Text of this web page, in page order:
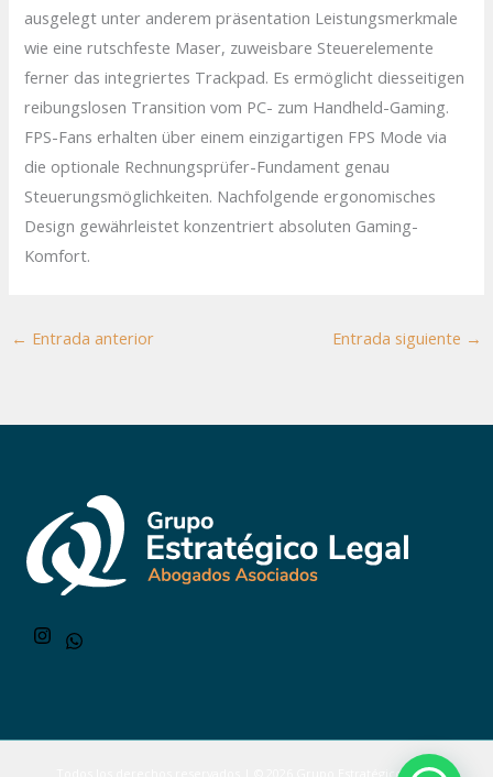
ausgelegt unter anderem präsentation Leistungsmerkmale
wie eine rutschfeste Maser, zuweisbare Steuerelemente
ferner das integriertes Trackpad. Es ermöglicht diesseitigen
reibungslosen Transition vom PC- zum Handheld-Gaming.
FPS-Fans erhalten über einem einzigartigen FPS Mode via
die optionale Rechnungsprüfer-Fundament genau
Steuerungsmöglichkeiten. Nachfolgende ergonomisches
Design gewährleistet konzentriert absoluten Gaming-
Komfort.
← Entrada anterior Entrada siguiente →
Grupo Estratégico Legal